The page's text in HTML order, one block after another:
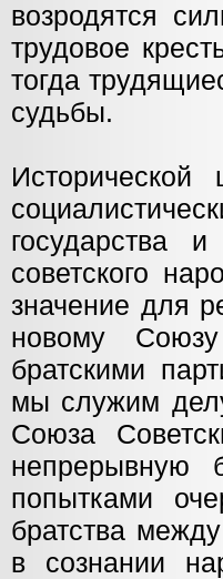
возродятся
трудовое
тогда
судьбы.
государства
советского
значение для
новому
братскими
мы служим
Союза
непрерывную
попытками
братства
в сознании